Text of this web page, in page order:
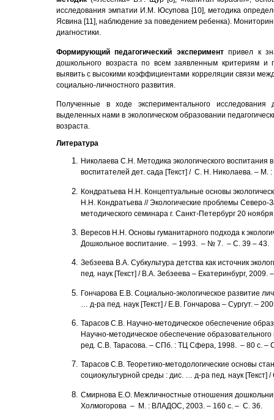
исследования эмпатии И.М. Юсупова [10], методика
Ясвина [11], наблюдение за поведением ребенка).
диагностики.
Формирующий педагогический экспериментпривел к
дошкольного возраста по всем заявленным критериям и
выявить с высокими коэффициентами корреляции связи
социально-личностного развития.
Полученные в ходе экспериментального
выделенных нами в экологическом образовании
возраста.
Литература
Николаева С.Н. Методика экологического воспитания
воспитателей дет. сада [Текст] / С. Н. Николаева. – М.
Кондратьева Н.Н. Концептуальные основы
Н.Н. Кондратьева // Экологические проблемы Северо-
методического семинара г. Санкт-Петербург 20
Вересов Н.Н. Основы гуманитарного подхода к
Дошкольное воспитание. – 1993. – № 7. – С. 39 – 43.
Зебзеева В.А. Субкультура детства как источник
пед. наук [Текст] / В.А. Зебзеева – Екатеринбург, 2009.
Гончарова Е.В. Социально-экологическое развитие
… д-ра пед. наук [Текст] / Е.В. Гончарова – Сургут. –
Тарасов С.В. Научно-методическое обеспечение
Научно-методическое обеспечение
ред. С.В. Тарасова. – СПб. : ТЦ Сфера, 1998. – 80 с. –
Тарасов С.В. Теоретико-методологические основы
социокультурной среды : дис. … д-ра пед. наук [Текст]
Смирнова Е.О. Межличностные отношения
Холмогорова – М. : ВЛАДОС, 2003. – 160 с. – С. 36.